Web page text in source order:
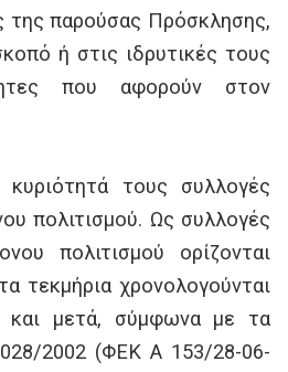
της παρούσας Πρόσκλησης,
ή στις ιδρυτικές τους
που αφορούν στον
τους συλλογές
πολιτισμού. Ως συλλογές
πολιτισμού ορίζονται
τεκμήρια χρονολογούνται
μετά, σύμφωνα με τα
2002 (ΦΕΚ A 153/28-06-